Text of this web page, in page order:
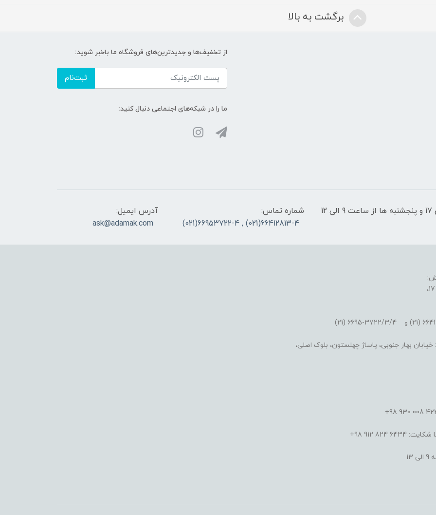
برگشت به بالا
از تخفیف‌ها و جدیدترین‌های فروشگاه ما باخبر شوید:
ثبت‌نام
ما را در شبکه‌های اجتماعی دنبال کنید:
پشتیبانی سایت: شنبه تا چهارشنبه از ساعت 9 الی 17 و پنجشنبه ها از ساعت 9 الی 12
شماره تماس:
66412813-4(021) , 66953722-4(021)
آدرس ایمیل:
ask@adamak.com
بهار جنوبی، پاساژ چهلستون، بلوک اصلی،
912 98+